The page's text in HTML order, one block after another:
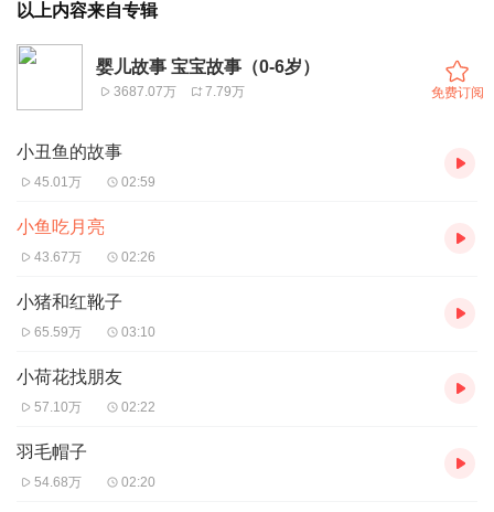
以上内容来自专辑
婴儿故事 宝宝故事（0-6岁）
3687.07万 7.79万 免费订阅
小丑鱼的故事
45.01万 02:59
小鱼吃月亮
43.67万 02:26
小猪和红靴子
65.59万 03:10
小荷花找朋友
57.10万 02:22
羽毛帽子
54.68万 02:20